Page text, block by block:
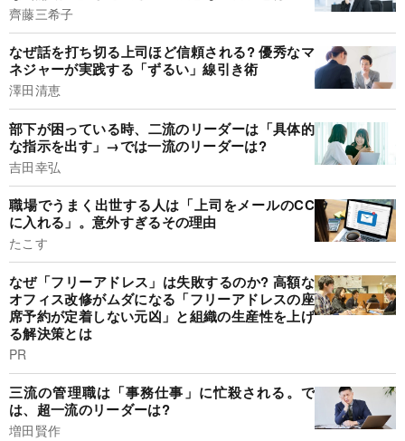
齊藤三希子
なぜ話を打ち切る上司ほど信頼される? 優秀なマ
ネジャーが実践する「ずるい」線引き術
澤田清恵
部下が困っている時、二流のリーダーは「具体的
な指示を出す」→では一流のリーダーは?
吉田幸弘
職場でうまく出世する人は「上司をメールのCC
に入れる」。意外すぎるその理由
たこす
なぜ「フリーアドレス」は失敗するのか? 高額な
オフィス改修がムダになる「フリーアドレスの座
席予約が定着しない元凶」と組織の生産性を上げ
る解決策とは
PR
三流の管理職は「事務仕事」に忙殺される。で
は、超一流のリーダーは?
増田賢作